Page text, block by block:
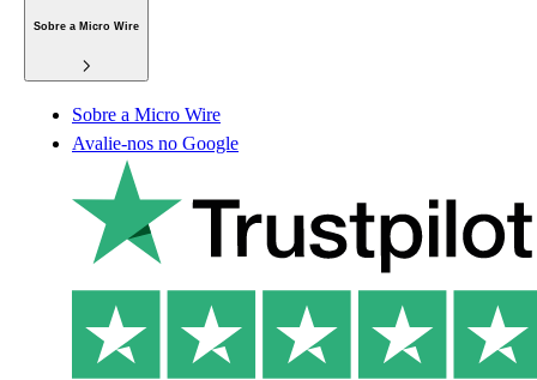
Sobre a Micro Wire
Sobre a Micro Wire
Avalie-nos no Google